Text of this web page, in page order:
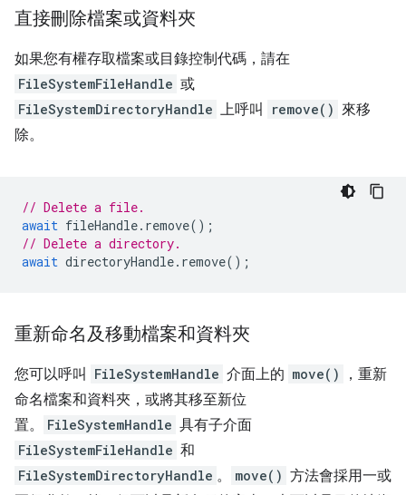
直接刪除檔案或資料夾
如果您有權存取檔案或目錄控制代碼，請在
FileSystemFileHandle 或
FileSystemDirectoryHandle 上呼叫 remove() 來移
除。
// Delete a file.
await fileHandle. remove();
// Delete a directory.
await directoryHandle. remove();
重新命名及移動檔案和資料夾
您可以呼叫 FileSystemHandle 介面上的 move()
，重新
命名檔案和資料夾，或將其移至新位
置。
FileSystemHandle 具有子介面
FileSystemFileHandle 和
FileSystemDirectoryHandle 。 move() 方法會採用一或